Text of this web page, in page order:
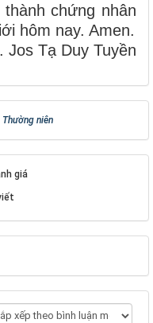
chứng nhân
hôm nay. Amen.
Jos Tạ Duy Tuyền
Thường niên
giá